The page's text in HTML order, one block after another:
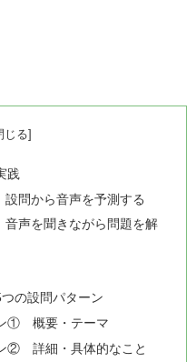
践
問から音声を予測する
音声を聞きながら問題を解
の設問パターン
① 概要・テーマ
② 詳細・具体的なこと